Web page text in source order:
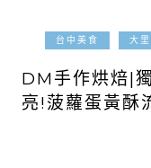
台中美食 大
DM手作烘焙|
亮!菠蘿蛋黃酥